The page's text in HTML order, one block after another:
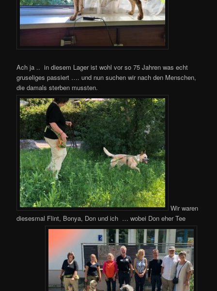
Ach ja .. in diesem Lager ist wohl vor so 75 Jahren was echt
gruseliges passiert …. und nun suchen wir nach den Menschen,
die damals sterben mussten.
Wir waren
diesesmal Flint, Bonya, Don und ich … wobei Don eher Tee